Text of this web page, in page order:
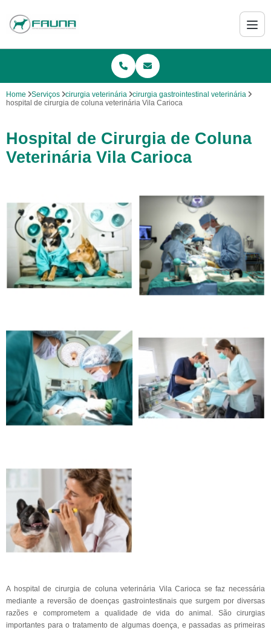
Home Serviços cirurgia veterinária
cirurgia gastrointestinal veterinária
hospital de cirurgia de coluna veterinária Vila Carioca
Hospital de Cirurgia de Coluna
Veterinária Vila Carioca
A hospital de cirurgia de coluna veterinária Vila Carioca se faz necessária
mediante a reversão de doenças gastrointestinais que surgem por diversas
razões e comprometem a qualidade de vida do animal. São cirurgias
importantes para o tratamento de algumas doença, e passadas as primeiras